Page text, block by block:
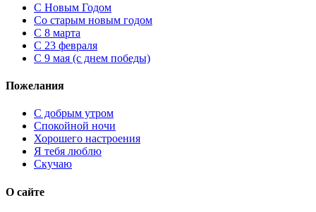
C Новым Годом
Cо старым новым годом
С 8 марта
С 23 февраля
С 9 мая (с днем победы)
Пожелания
С добрым утром
Спокойной ночи
Хорошего настроения
Я тебя люблю
Скучаю
О сайте